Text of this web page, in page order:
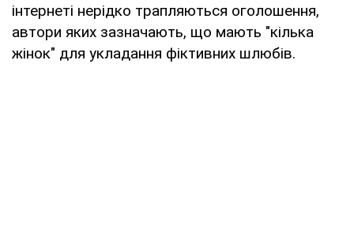
інтернеті нерідко трапляються оголошення,
автори яких зазначають, що мають "кілька
жінок" для укладання фіктивних шлюбів.